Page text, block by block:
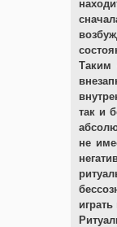
Таким
так и
не